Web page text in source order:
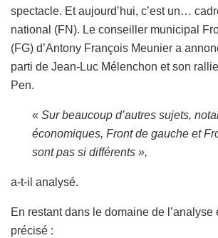
spectacle. Et aujourd’hui, c’est un…
national (FN). Le conseiller municipal
(FG) d’Antony François Meunier a
parti de Jean-Luc Mélenchon et son
Pen.
« Sur beaucoup d’autres sujets,
économiques, Front de gauche et
sont pas si différents »,
a-t-il analysé.
En restant dans le domaine de
précisé :